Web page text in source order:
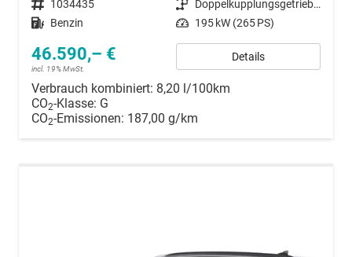
Fahrzeugnummer 1034435 Getriebe
Doppelkupplungsgetriebe (DSG)
Kraftstoff Benzin Leistung 195 kW (265 PS)
46.590,– €
incl. 19% MwSt.
Details
Verbrauch kombiniert: 8,20 l/100km
CO2-Klasse: G
CO2-Emissionen: 187,00 g/km